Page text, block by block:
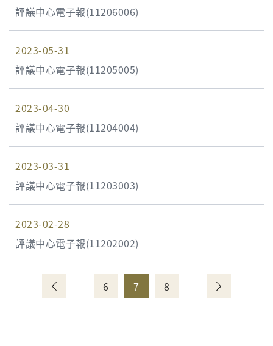
評議中心電子報(11206006)
2023-05-31
評議中心電子報(11205005)
2023-04-30
評議中心電子報(11204004)
2023-03-31
評議中心電子報(11203003)
2023-02-28
評議中心電子報(11202002)
6 7 8